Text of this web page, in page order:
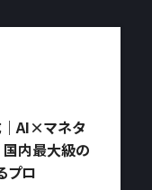
｜AI×マネタ
内最大級の
プロ